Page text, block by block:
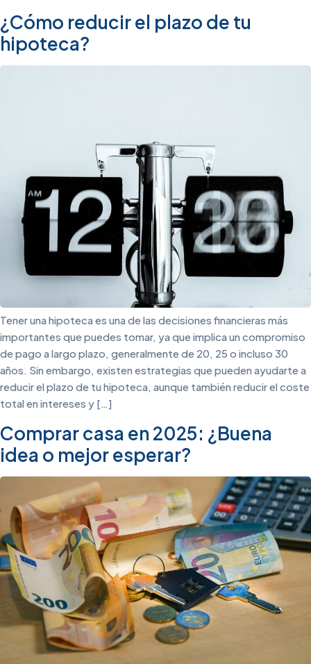
¿Cómo reducir el plazo de tu
hipoteca?
Tener una hipoteca es una de las decisiones financieras más
importantes que puedes tomar, ya que implica un compromiso
de pago a largo plazo, generalmente de 20, 25 o incluso 30
años. Sin embargo, existen estrategias que pueden ayudarte a
reducir el plazo de tu hipoteca, aunque también reducir el coste
total en intereses y […]
Comprar casa en 2025: ¿Buena
idea o mejor esperar?